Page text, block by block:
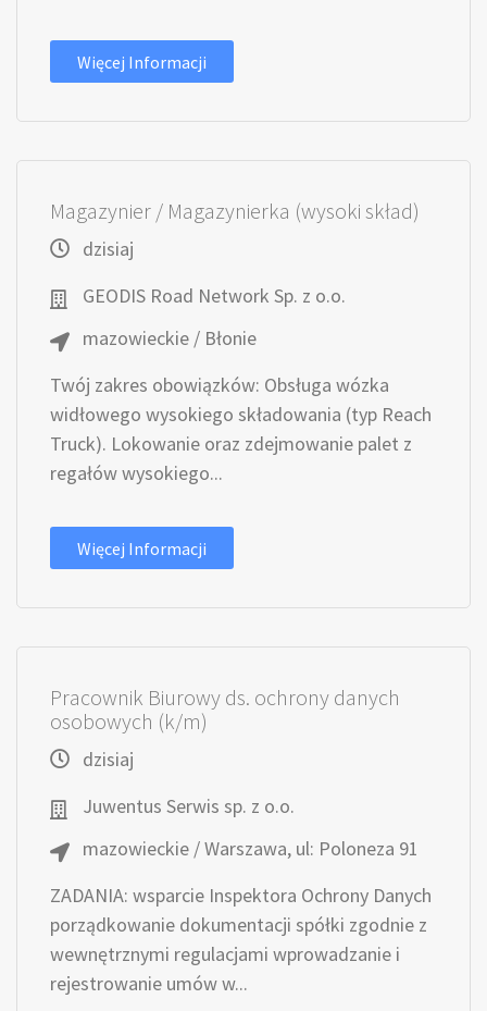
Więcej Informacji
Magazynier / Magazynierka (wysoki skład)
dzisiaj
GEODIS Road Network Sp. z o.o.
mazowieckie / Błonie
Twój zakres obowiązków: Obsługa wózka
widłowego wysokiego składowania (typ Reach
Truck). Lokowanie oraz zdejmowanie palet z
regałów wysokiego...
Więcej Informacji
Pracownik Biurowy ds. ochrony danych
osobowych (k/m)
dzisiaj
Juwentus Serwis sp. z o.o.
mazowieckie / Warszawa, ul: Poloneza 91
ZADANIA: wsparcie Inspektora Ochrony Danych
porządkowanie dokumentacji spółki zgodnie z
wewnętrznymi regulacjami wprowadzanie i
rejestrowanie umów w...